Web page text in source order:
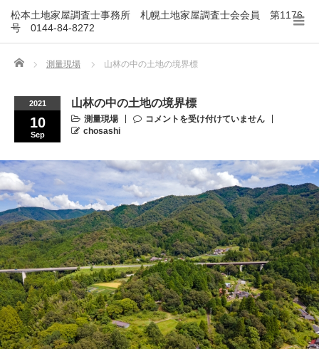
松本土地家屋調査士事務所 札幌土地家屋調査士会会員 第1176
号 0144-84-8272
Home 測量現場 山林の中の土地の境界標
2021
10
Sep
山林の中の土地の境界標
測量現場
コメントを受け付けていません
chosashi